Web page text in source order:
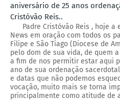
aniversário de 25 anos
Cristóvão Reis..
Padre Cristóvão Reis , hoje a
News em oração com todos os
Filipe e São Tiago (Diocese de
pelo dom de sua vida, de quem
a fim de nos permitir estar aqui
ano de sua ordenação
e datas que não podemos
vocação, muito mais se torna
principalmente como atitude de